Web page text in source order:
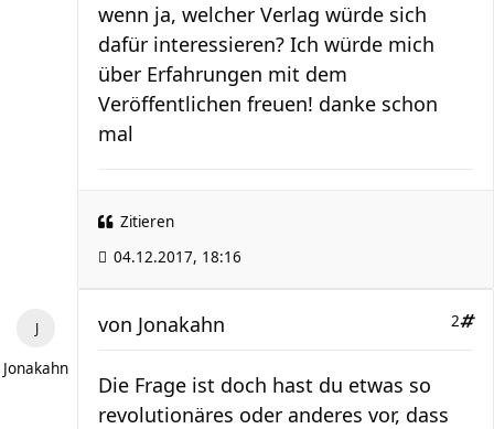
wenn ja, welcher Verlag würde sich
dafür interessieren? Ich würde mich
über Erfahrungen mit dem
Veröffentlichen freuen! danke schon
mal
Zitieren
04.12.2017, 18:16
Jonakahn
2
von Jonakahn
Die Frage ist doch hast du etwas so
revolutionäres oder anderes vor, dass